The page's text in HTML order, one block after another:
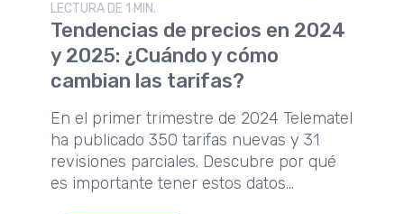
LECTURA DE 1 MIN.
Tendencias de precios en 2024
y 2025: ¿Cuándo y cómo
cambian las tarifas?
En el primer trimestre de 2024 Telematel
ha publicado 350 tarifas nuevas y 31
revisiones parciales. Descubre por qué
es importante tener estos datos